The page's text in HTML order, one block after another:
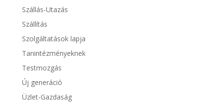
Szállás-Utazás
Szállítás
Szolgáltatások lapja
Tanintézményeknek
Testmozgás
Új generáció
Üzlet-Gazdaság